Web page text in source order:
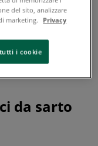
da sarto
del sito, analizzare
marketing.
Privacy
i cookie